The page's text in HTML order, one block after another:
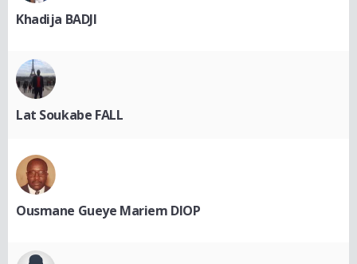
Khadija BADJI
Lat Soukabe FALL
Ousmane Gueye Mariem DIOP